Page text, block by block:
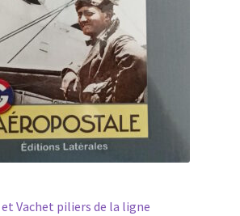
et Vachet piliers de la ligne